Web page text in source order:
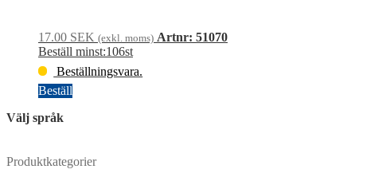
17.00 SEK (exkl. moms) Artnr: 51070
Beställ minst:106st
Beställningsvara.
Beställ
Beställningsvara
Välj språk
Produktkategorier